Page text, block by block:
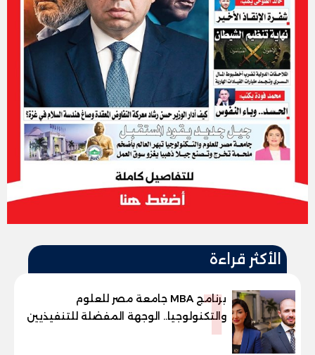
الأكثر قراءة
1
برنامج MBA جامعة مصر للعلوم
والتكنولوجيا.. الوجهة المفضلة للتنفيذيين
وقيادات المؤسسات لصناعة قادة